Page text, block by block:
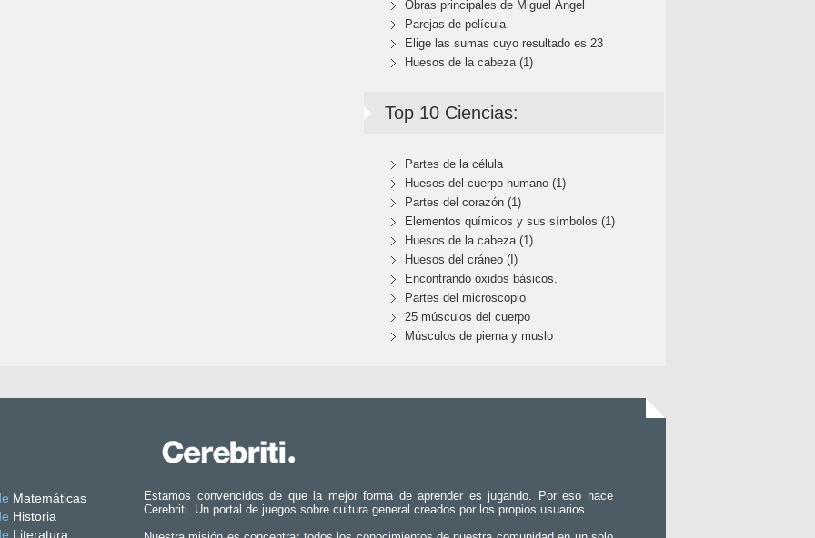
Obras principales de Miguel Ángel
Parejas de película
Elige las sumas cuyo resultado es 23
Huesos de la cabeza (1)
Top 10 Ciencias:
Partes de la célula
Huesos del cuerpo humano (1)
Partes del corazón (1)
Elementos químicos y sus símbolos (1)
Huesos de la cabeza (1)
Huesos del cráneo (I)
Encontrando óxidos básicos.
Partes del microscopio
25 músculos del cuerpo
Músculos de pierna y muslo
Matemáticas
Historia
Literatura
Estamos convencidos de que la mejor forma de aprender es jugando. Por eso nace
Cerebriti. Un portal de juegos sobre cultura general creados por los propios usuarios.